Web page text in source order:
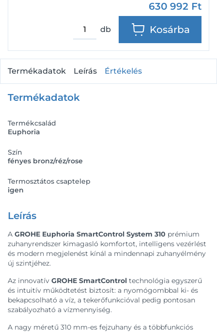
630 992 Ft
db Kosárba
Termékadatok Leírás Értékelés
Termékadatok
Termékcsalád
Euphoria
Szín
fényes bronz/réz/rose
Termosztátos csaptelep
igen
Leírás
A GROHE Euphoria SmartControl System 310 prémium
zuhanyrendszer kimagasló komfortot, intelligens vezérlést
és modern megjelenést kínál a mindennapi zuhanyélmény
új szintjéhez.
Az innovatív GROHE SmartControl technológia egyszerű
és intuitív működtetést biztosít: a nyomógombbal ki- és
bekapcsolható a víz, a tekerőfunkcióval pedig pontosan
szabályozható a vízmennyiség.
A nagy méretű 310 mm-es fejzuhany és a többfunkciós